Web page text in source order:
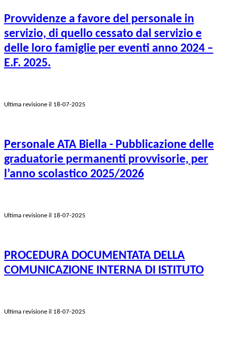
Provvidenze a favore del personale in
servizio, di quello cessato dal servizio e
delle loro famiglie per eventi anno 2024 –
E.F. 2025.
Ultima revisione il 18-07-2025
Personale ATA Biella - Pubblicazione delle
graduatorie permanenti provvisorie, per
l’anno scolastico 2025/2026
Ultima revisione il 18-07-2025
PROCEDURA DOCUMENTATA DELLA
COMUNICAZIONE INTERNA DI ISTITUTO
Ultima revisione il 18-07-2025